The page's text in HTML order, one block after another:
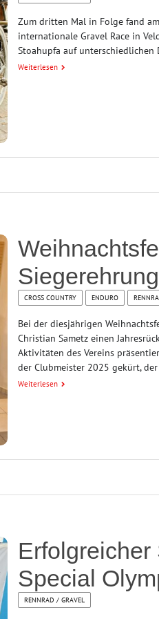
Zum dritten Mal in Folge fand
internationale Gravel Race in
Stoahupfa auf
Weiterlesen
CROSS COUNTRY ENDURO
Bei der diesjährigen
Christian Sametz einen
Aktivitäten des Vereins
der Clubmeister 2025 gekürt,
Weiterlesen
Erfolgreicher
Special
RENNRAD / GRAVEL